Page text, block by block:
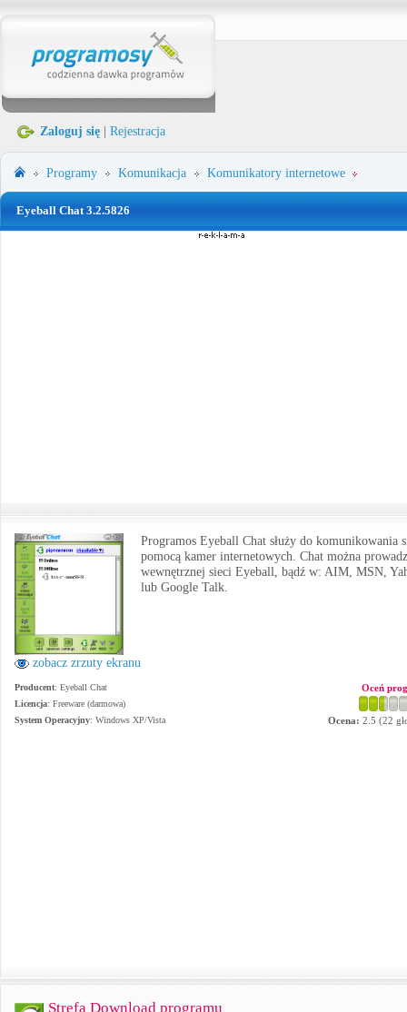
Zaloguj się Rejestracja
Programy Komunikacja Komunikatory internetowe
Eyeball Chat 3.2.5826
zobacz zrzuty ekranu
Programos Eyeball Chat służy do komunikowania
pomocą kamer internetowych. Chat można
wewnętrznej sieci Eyeball, bądź w: AIM, MSN,
lub Google Talk.
Producent: Eyeball Chat
Licencja: Freeware (darmowa)
System Operacyjny: Windows XP/Vista
Oceń
Ocena: 2.5 (22
Strefa Download programu